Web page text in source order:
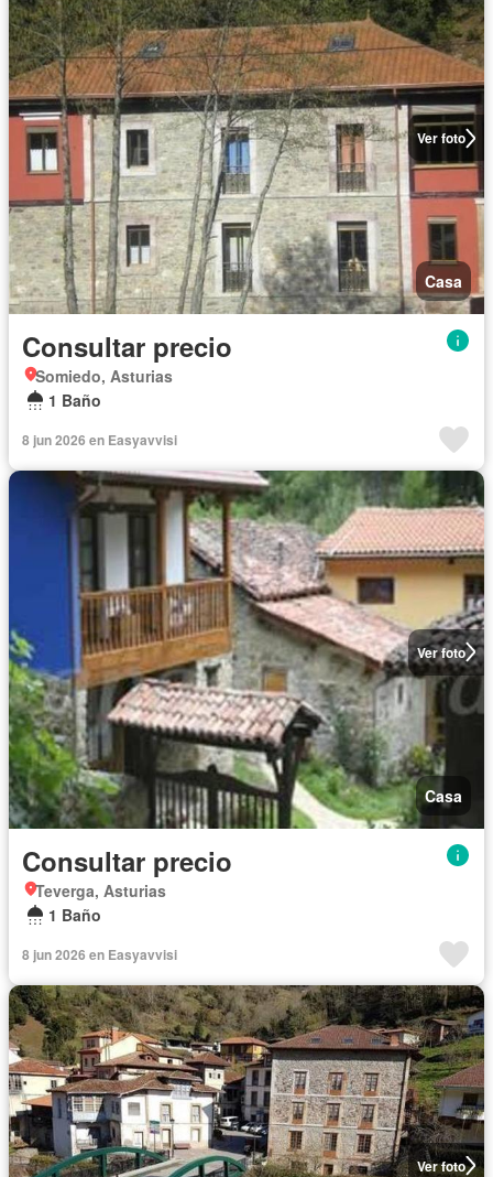
Ver foto
Casa
Consultar precio
Somiedo, Asturias
1 Baño
8 jun 2026 en Easyavvisi
Ver foto
Casa
Consultar precio
Teverga, Asturias
1 Baño
8 jun 2026 en Easyavvisi
Ver foto